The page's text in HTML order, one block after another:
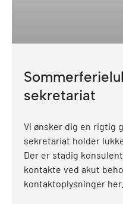
sekretariat
Vi ønsker dig en rigtig
sekretariat holder
Der er stadig
kontakte ved akut
kontaktoplysninger her.